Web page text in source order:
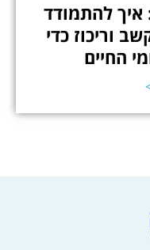
להתמודד
וריכוז כדי
החיים